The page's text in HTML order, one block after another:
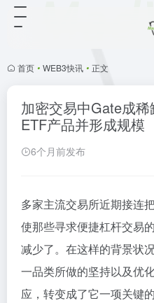
首页 • WEB3快讯 • 正文
加密交易中Gate成
ETF产品并形成规模
6个月前发布
多家主流交易所近期接连
使那些寻求便捷杠杆交易
减少了。在这样的背景状
一品类所做的坚持以及优
应，转变成了它一项关键